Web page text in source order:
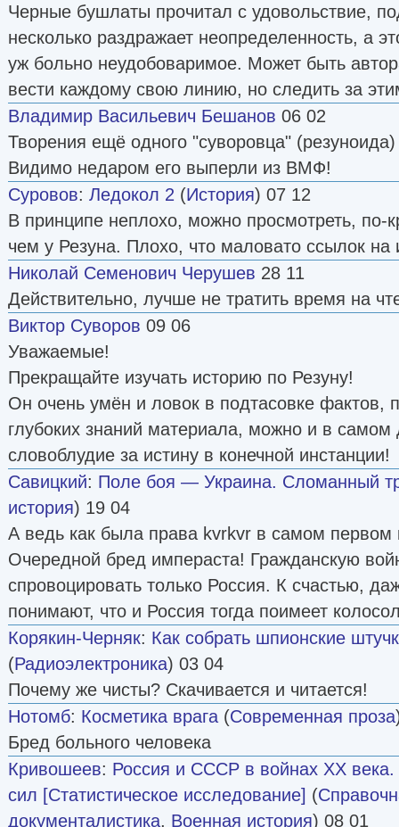
Черные бушлаты прочитал с удовольствие,
несколько раздражает неопределенность, а
уж больно неудобоваримое. Может быть
вести каждому свою линию, но следить за
Владимир Васильевич Бешанов 06 02
Творения ещё одного "суворовца" (резуноида)
Видимо недаром его выперли из ВМФ!
Суровов: Ледокол 2 (История) 07 12
В принципе неплохо, можно просмотреть, по-
чем у Резуна. Плохо, что маловато ссылок на
Николай Семенович Черушев 28 11
Действительно, лучше не тратить время на
Виктор Суворов 09 06
Уважаемые!
Прекращайте изучать историю по Резуну!
Он очень умён и ловок в подтасовке фактов,
глубоких знаний материала, можно и в самом
словоблудие за истину в конечной инстанции!
Савицкий: Поле боя — Украина. Сломанный
история) 19 04
А ведь как была права kvrkvr в самом первом
Очередной бред импераста! Гражданскую
спровоцировать только Россия. К счастью,
понимают, что и Россия тогда поимеет
Корякин-Черняк: Как собрать шпионские
(Радиоэлектроника) 03 04
Почему же чисты? Скачивается и читается!
Нотомб: Косметика врага (Современная проза
Бред больного человека
Кривошеев: Россия и СССР в войнах ХХ
сил [Статистическое исследование] (
документалистика, Военная история) 08 01